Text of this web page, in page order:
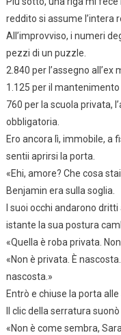
reddito si assume l’intera
All’improvviso, i numeri
pezzi di un puzzle.
2.840 per l’assegno all’ex
1.125 per il
760 per la scuola privata,
obbligatoria.
Ero ancora lì, immobile, a
sentii aprirsi la porta.
«Ehi, amore? Che cosa
Benjamin era sulla soglia.
I suoi occhi andarono
istante la sua postura
«Quella è roba privata.
«Non è privata. È
nascosta.»
Entrò e chiuse la porta alle
Il clic della serratura
«Non è come sembra,